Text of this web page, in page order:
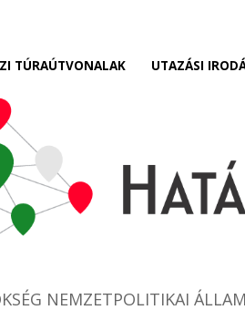
TÚRAÚTVONALAK UTAZÁSI
NEMZETPOLITIKAI